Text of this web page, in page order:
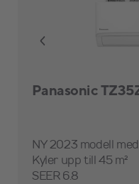
Panasonic
Kyler upp till 45 m²
SEER 6.8